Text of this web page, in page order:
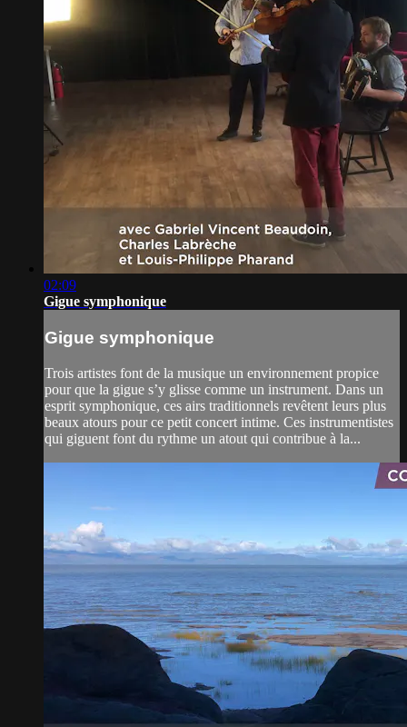
02:09
Gigue symphonique
Gigue symphonique
Trois artistes font de la musique un environnement propice
pour que la gigue s’y glisse comme un instrument. Dans un
esprit symphonique, ces airs traditionnels revêtent leurs plus
beaux atours pour ce petit concert intime. Ces instrumentistes
qui giguent font du rythme un atout qui contribue à la...